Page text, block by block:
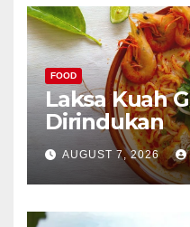
FOOD
Laksa Kuah
Dirindukan
AUGUST 7, 2026